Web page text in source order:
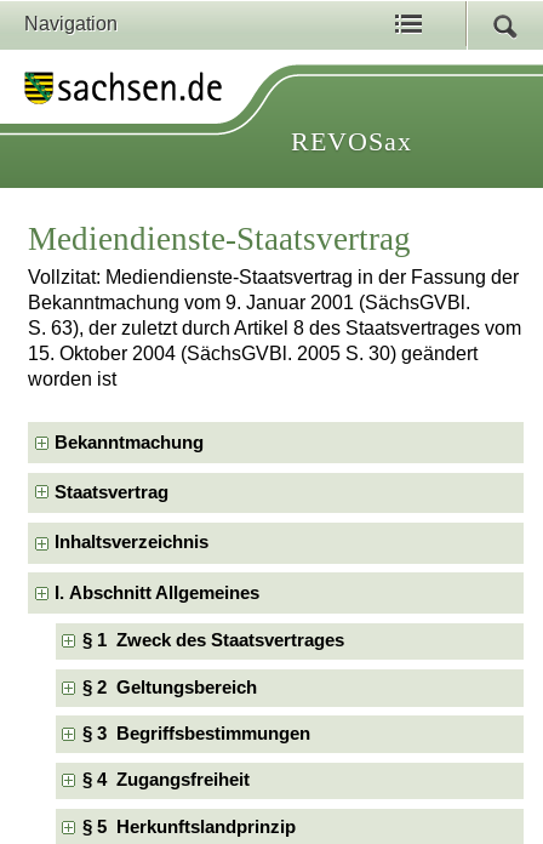
Navigation
REVOSax
Mediendienste-Staatsvertrag
Vollzitat: Mediendienste-Staatsvertrag in der Fassung der
Bekanntmachung vom 9. Januar 2001 (SächsGVBl.
S. 63), der zuletzt durch Artikel 8 des Staatsvertrages vom
15. Oktober 2004 (SächsGVBl. 2005 S. 30) geändert
worden ist
Bekanntmachung
Staatsvertrag
Inhaltsverzeichnis
I. Abschnitt Allgemeines
§ 1 Zweck des Staatsvertrages
§ 2 Geltungsbereich
§ 3 Begriffsbestimmungen
§ 4 Zugangsfreiheit
§ 5 Herkunftslandprinzip